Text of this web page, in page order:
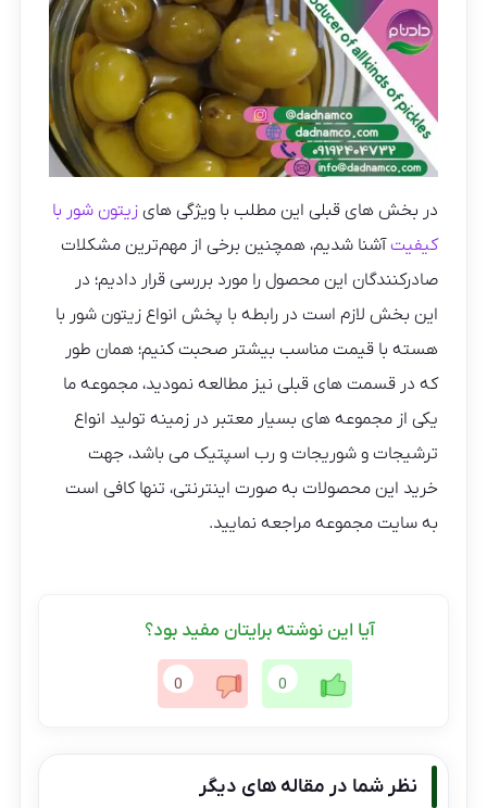
در بخش های قبلی این مطلب با ویژگی های زیتون شور با
کیفیتآشنا شدیم، همچنین برخی از مهم‌ترین مشکلات
صادرکنندگان این محصول را مورد بررسی قرار دادیم؛ در
این بخش لازم است در رابطه با پخش انواع زیتون شور با
هسته با قیمت مناسب بیشتر صحبت کنیم؛ همان طور
که در قسمت های قبلی نیز مطالعه نمودید، مجموعه ما
یکی از مجموعه های بسیار معتبر در زمینه تولید انواع
ترشیجات و شوریجات و رب اسپتیک می باشد، جهت
خرید این محصولات به صورت اینترنتی، تنها کافی است
به سایت مجموعه مراجعه نمایید.
آیا این نوشته برایتان مفید بود؟
0
0
نظر شما در مقاله های دیگر